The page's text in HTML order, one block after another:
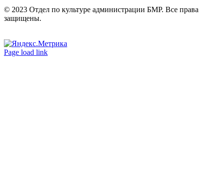
© 2023 Отдел по культуре администрации БМР. Все права
защищены.
Вконтакте
Одноклассники
Page load link